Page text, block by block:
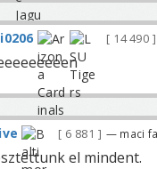
14 490
6 881 — maci
el mindent.